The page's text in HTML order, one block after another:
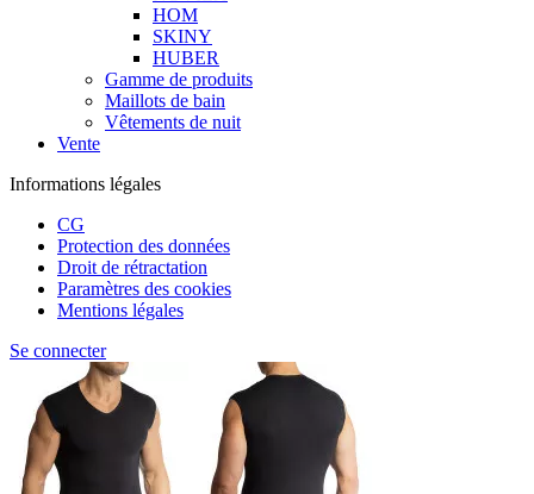
HOM
SKINY
HUBER
Gamme de produits
Maillots de bain
Vêtements de nuit
Vente
Informations légales
CG
Protection des données
Droit de rétractation
Paramètres des cookies
Mentions légales
Se connecter